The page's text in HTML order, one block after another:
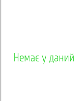
Немає у